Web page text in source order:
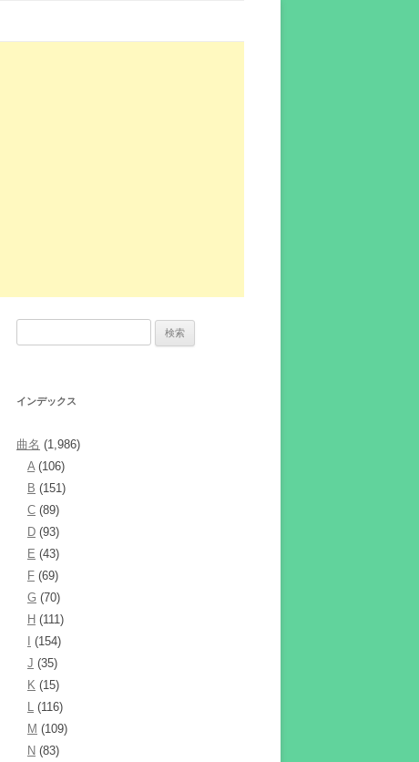
インデックス
曲名 (1,986)
A(106)
B (151)
C (89)
D (93)
E (43)
F (69)
G (70)
H (111)
(154)
J (35)
K (15)
L (116)
M (109)
N (83)